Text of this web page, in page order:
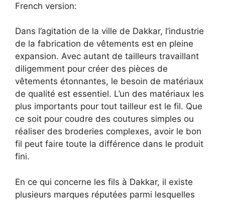
French version:
Dans l’agitation de la ville de Dakkar, l’industrie
de la fabrication de vêtements est en pleine
expansion. Avec autant de tailleurs travaillant
diligemment pour créer des pièces de
vêtements étonnantes, le besoin de matériaux
de qualité est essentiel. L’un des matériaux les
plus importants pour tout tailleur est le fil. Que
ce soit pour coudre des coutures simples ou
réaliser des broderies complexes, avoir le bon
fil peut faire toute la différence dans le produit
fini.
En ce qui concerne les fils à Dakkar, il existe
plusieurs marques réputées parmi lesquelles